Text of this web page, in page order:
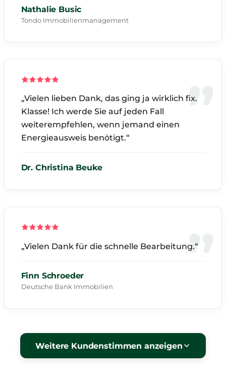
Nathalie Busic
Tondo Immobilienmanagement
„Vielen lieben Dank, das ging ja wirklich fix.
Klasse! Ich werde Sie auf jeden Fall
weiterempfehlen, wenn jemand einen
Energieausweis benötigt.“
Dr. Christina Beuke
„Vielen Dank für die schnelle Bearbeitung.“
Finn Schroeder
Deutsche Bank Immobilien
Weitere Kundenstimmen anzeigen